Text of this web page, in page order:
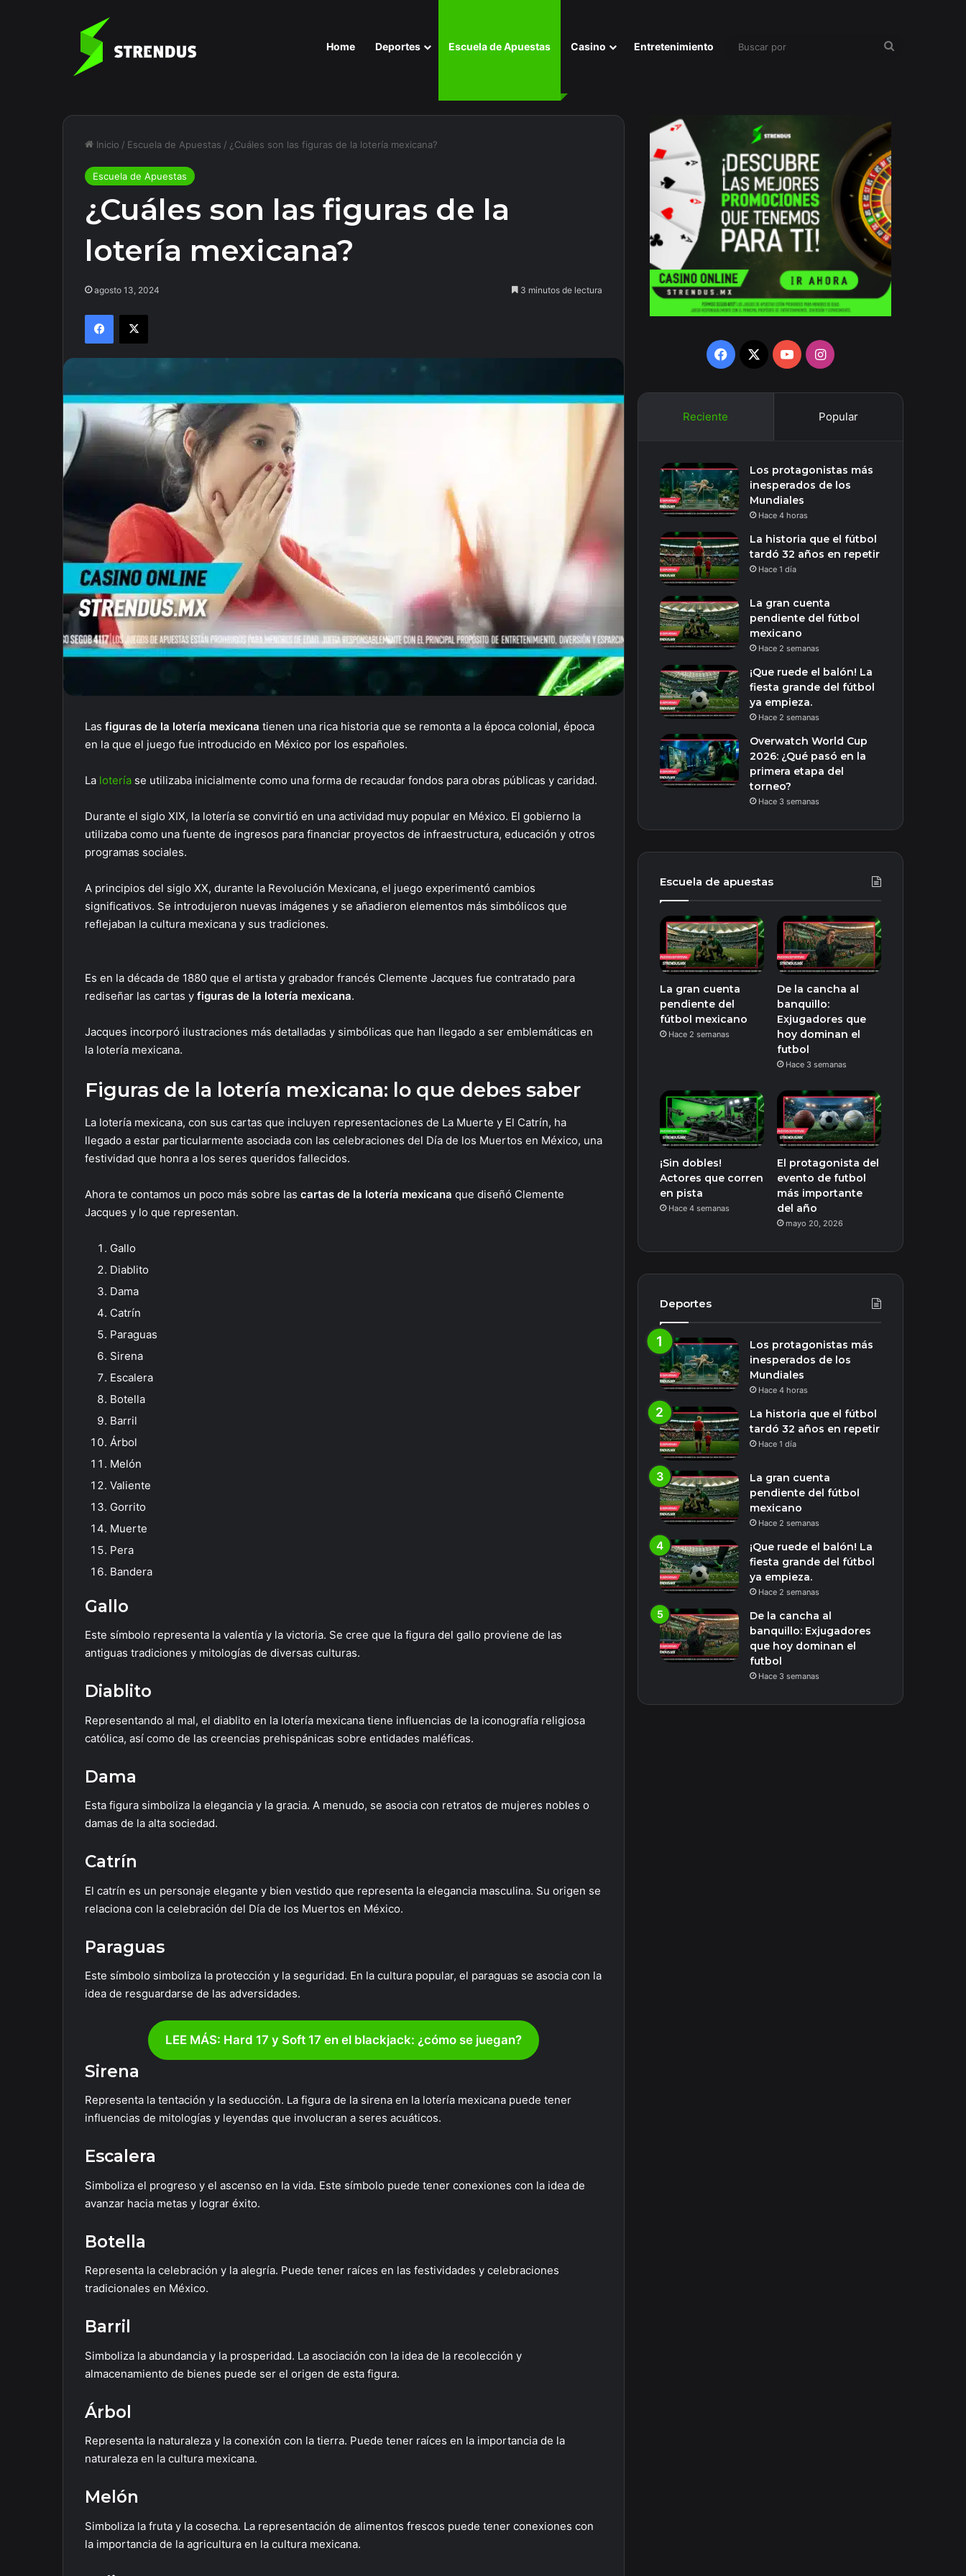
Home Deportes Escuela de Apuestas Casino Entretenimiento
Inicio / Escuela de Apuestas / ¿Cuáles son las figuras de la lotería mexicana?
Escuela de Apuestas
¿Cuáles son las figuras de la
lotería mexicana?
agosto 13, 2024 3 minutos de lectura
Facebook
X
Las figuras de la lotería mexicana tienen una rica historia que se remonta a la época colonial, época
en la que el juego fue introducido en México por los españoles.
La lotería se utilizaba inicialmente como una forma de recaudar fondos para obras públicas y caridad.
Durante el siglo XIX, la lotería se convirtió en una actividad muy popular en México. El gobierno la
utilizaba como una fuente de ingresos para financiar proyectos de infraestructura, educación y otros
programas sociales.
A principios del siglo XX, durante la Revolución Mexicana, el juego experimentó cambios
significativos. Se introdujeron nuevas imágenes y se añadieron elementos más simbólicos que
reflejaban la cultura mexicana y sus tradiciones.
Es en la década de 1880 que el artista y grabador francés Clemente Jacques fue contratado para
rediseñar las cartas y figuras de la lotería mexicana.
Jacques incorporó ilustraciones más detalladas y simbólicas que han llegado a ser emblemáticas en
la lotería mexicana.
Figuras de la lotería mexicana: lo que debes saber
La lotería mexicana, con sus cartas que incluyen representaciones de La Muerte y El Catrín, ha
llegado a estar particularmente asociada con las celebraciones del Día de los Muertos en México, una
festividad que honra a los seres queridos fallecidos.
Ahora te contamos un poco más sobre las cartas de la lotería mexicana que diseñó Clemente
Jacques y lo que representan.
Gallo
Diablito
Dama
Catrín
Paraguas
Sirena
Escalera
Botella
Barril
Árbol
Melón
Valiente
Gorrito
Muerte
Pera
Bandera
Gallo
Este símbolo representa la valentía y la victoria. Se cree que la figura del gallo proviene de las
antiguas tradiciones y mitologías de diversas culturas.
Diablito
Representando al mal, el diablito en la lotería mexicana tiene influencias de la iconografía religiosa
católica, así como de las creencias prehispánicas sobre entidades maléficas.
Dama
Esta figura simboliza la elegancia y la gracia. A menudo, se asocia con retratos de mujeres nobles o
damas de la alta sociedad.
Catrín
El catrín es un personaje elegante y bien vestido que representa la elegancia masculina. Su origen se
relaciona con la celebración del Día de los Muertos en México.
Paraguas
Este símbolo simboliza la protección y la seguridad. En la cultura popular, el paraguas se asocia con la
idea de resguardarse de las adversidades.
LEE MÁS: Hard 17 y Soft 17 en el blackjack: ¿cómo se juegan?
Sirena
Representa la tentación y la seducción. La figura de la sirena en la lotería mexicana puede tener
influencias de mitologías y leyendas que involucran a seres acuáticos.
Escalera
Simboliza el progreso y el ascenso en la vida. Este símbolo puede tener conexiones con la idea de
avanzar hacia metas y lograr éxito.
Botella
Representa la celebración y la alegría. Puede tener raíces en las festividades y celebraciones
tradicionales en México.
Barril
Simboliza la abundancia y la prosperidad. La asociación con la idea de la recolección y
almacenamiento de bienes puede ser el origen de esta figura.
Árbol
Representa la naturaleza y la conexión con la tierra. Puede tener raíces en la importancia de la
naturaleza en la cultura mexicana.
Melón
Simboliza la fruta y la cosecha. La representación de alimentos frescos puede tener conexiones con
la importancia de la agricultura en la cultura mexicana.
Facebook
X YouTubeInstagram
Reciente Popular
Los protagonistas más
inesperados de los
Mundiales
Hace 4 horas
La historia que el fútbol
tardó 32 años en repetir
Hace 1 día
La gran cuenta
pendiente del fútbol
mexicano
Hace 2 semanas
¡Que ruede el balón! La
fiesta grande del fútbol
ya empieza.
Hace 2 semanas
Overwatch World Cup
2026: ¿Qué pasó en la
primera etapa del
torneo?
Hace 3 semanas
Escuela de apuestas
La gran cuenta
pendiente del
fútbol mexicano
Hace 2 semanas
De la cancha al
banquillo:
Exjugadores que
hoy dominan el
futbol
Hace 3 semanas
¡Sin dobles!
Actores que corren
en pista
Hace 4 semanas
El protagonista del
evento de futbol
más importante
del año
mayo 20, 2026
Deportes
Los protagonistas más
inesperados de los
Mundiales
Hace 4 horas
La historia que el fútbol
tardó 32 años en repetir
Hace 1 día
La gran cuenta
pendiente del fútbol
mexicano
Hace 2 semanas
¡Que ruede el balón! La
fiesta grande del fútbol
ya empieza.
Hace 2 semanas
De la cancha al
banquillo: Exjugadores
que hoy dominan el
futbol
Hace 3 semanas